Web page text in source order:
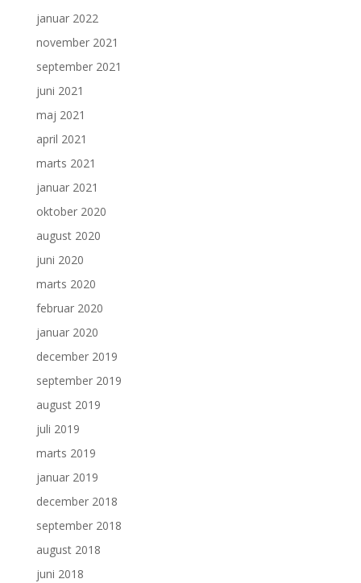
januar 2022
november 2021
september 2021
juni 2021
maj 2021
april 2021
marts 2021
januar 2021
oktober 2020
august 2020
juni 2020
marts 2020
februar 2020
januar 2020
december 2019
september 2019
august 2019
juli 2019
marts 2019
januar 2019
december 2018
september 2018
august 2018
juni 2018